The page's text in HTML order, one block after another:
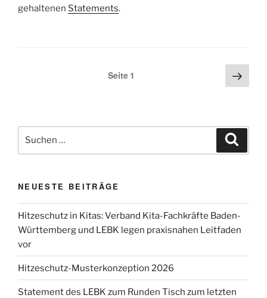
gehaltenen Statements.
Seitennummerierung
Seite 1
Seite
Suchen
nach:
NEUESTE BEITRÄGE
Hitzeschutz in Kitas: Verband Kita-Fachkräfte Baden-
Württemberg und LEBK legen praxisnahen Leitfaden
vor
Hitzeschutz-Musterkonzeption 2026
Statement des LEBK zum Runden Tisch zum letzten